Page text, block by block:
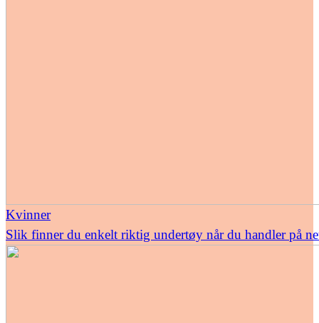
Kvinner
Slik finner du enkelt riktig undertøy når du handler på